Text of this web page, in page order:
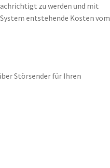
zu werden und mit
entstehende Kosten vom
Störsender für Ihren